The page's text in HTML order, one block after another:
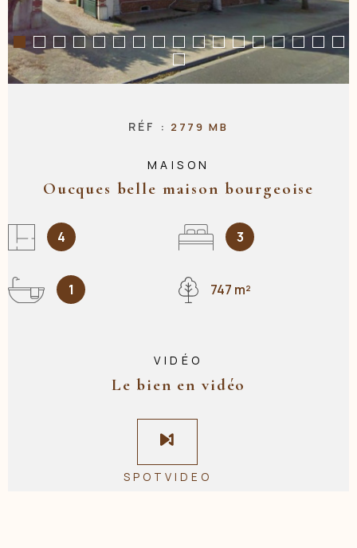
NOS
RÉF : 2779 MB
MAISON
Oucques belle maison bourgeoise
4 3
1 747 m²
VIDÉO
Le bien en vidéo
SPOTVIDEO